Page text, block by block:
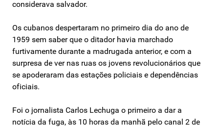
considerava salvador.
Os cubanos despertaram no primeiro dia do ano de
1959 sem saber que o ditador havia marchado
furtivamente durante a madrugada anterior, e com a
surpresa de ver nas ruas os jovens revolucionários que
se apoderaram das estações policiais e dependências
oficiais.
Foi o jornalista Carlos Lechuga o primeiro a dar a
notícia da fuga, às 10 horas da manhã pelo canal 2 de